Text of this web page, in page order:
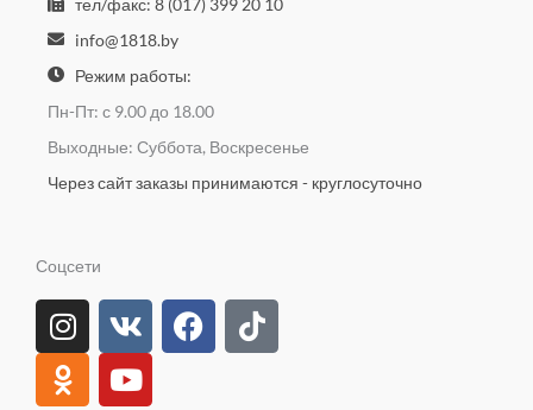
info@1818.by
Режим работы:
Пн-Пт: с 9.00 до 18.00
Выходные: Суббота, Воскресенье
Через сайт заказы принимаются - круглосуточно
Соцсети
I
n
s
t
V
k
F
a
T
i
O
d
n
o
Y
o
u
t